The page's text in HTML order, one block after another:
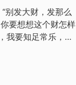
在投资及商谈业务
歧，遇事多沟通。
位：此日利于朝北
别发大财，发那么
要想想这个财怎样
我要知足常乐，人
！我啥都不能干，